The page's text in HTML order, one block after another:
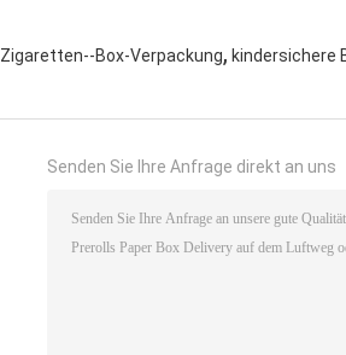
Zigaretten--Box-Verpackung, kindersichere
Senden Sie Ihre Anfrage direkt an uns